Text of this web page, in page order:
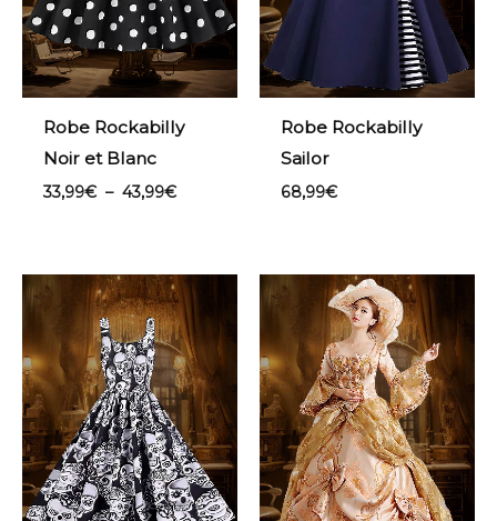
Robe Rockabilly
Noir et Blanc
33,99€ – 43,99€
Robe Rockabilly
Sailor
68,99€
Plage
de
prix :
33,99€
à
43,99€